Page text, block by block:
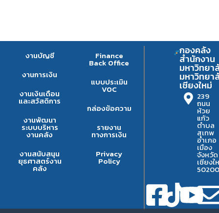
งานบัญชี
งานการเงิน
งานเงินเดือน
และสวัสดิการ
งานพัฒนา
ระบบบริหาร
งานคลัง
งานสนับสนุน
ยุธศาสตร์งาน
คลัง
Finance
Back Office
แบบประเมิน
VOC
กล่องข้อความ
รายงาน
ทางการเงิน
Privacy
Policy
กองคลัง
สำนักงาน
มหาวิทยา
มหาวิทยา
เชียงใหม่
239
ถนน
ห้วย
แก้ว
ตำบล
สุเทพ
อำเภอ
เมือง
จังหวัด
เชียงใ
50200